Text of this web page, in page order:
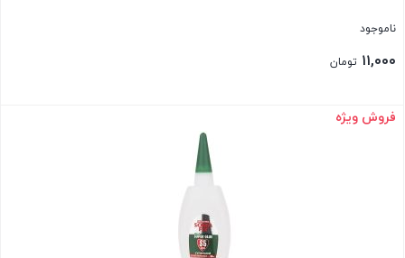
ناموجود
۱۱,۰۰۰ تومان
بستن
فروش ویژه